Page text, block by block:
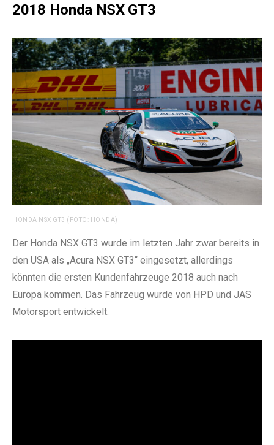
2018 Honda NSX GT3
HONDA NSX GT3 (FOTO: HONDA)
Der Honda NSX GT3 wurde im letzten Jahr zwar bereits in
den USA als „Acura NSX GT3“ eingesetzt, allerdings
könnten die ersten Kundenfahrzeuge 2018 auch nach
Europa kommen. Das Fahrzeug wurde von HPD und JAS
Motorsport entwickelt.